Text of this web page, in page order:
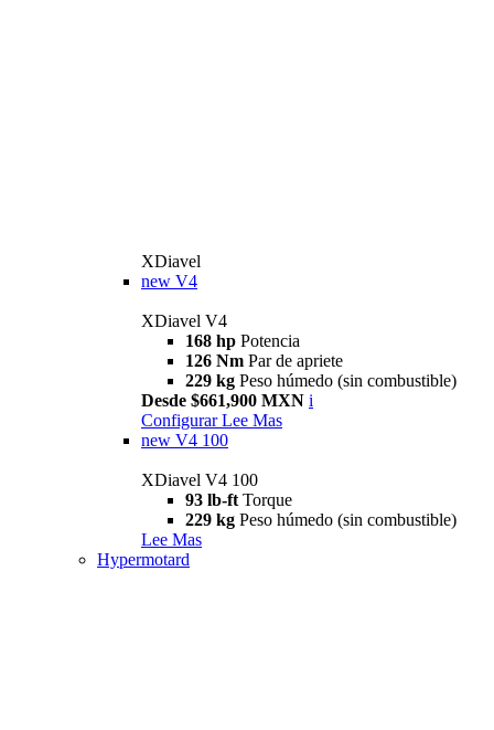
XDiavel
new V4
XDiavel V4
168 hp Potencia
126 Nm Par de apriete
229 kg Peso húmedo (sin combustible)
Desde $661,900 MXN i
Configurar Lee Mas
new V4 100
XDiavel V4 100
93 lb-ft Torque
229 kg Peso húmedo (sin combustible)
Lee Mas
Hypermotard